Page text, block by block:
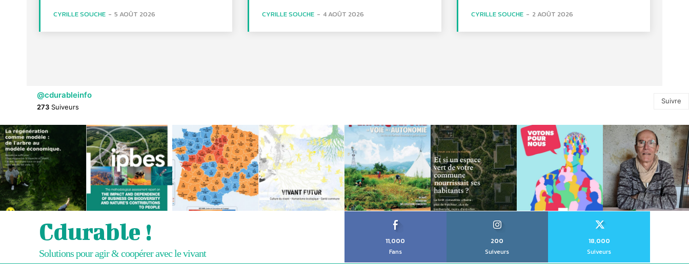
CYRILLE SOUCHE - 5 AOÛT 2026 CYRILLE SOUCHE - 4 AOÛT 2026 CYRILLE SOUCHE - 2 AOÛT 2026
@cdurableinfo
273 Suiveurs
Suivre
Cdurable !
Solutions pour agir & coopérer avec le vivant
11,000
Fans
200
Suiveurs
18,000
Suiveurs